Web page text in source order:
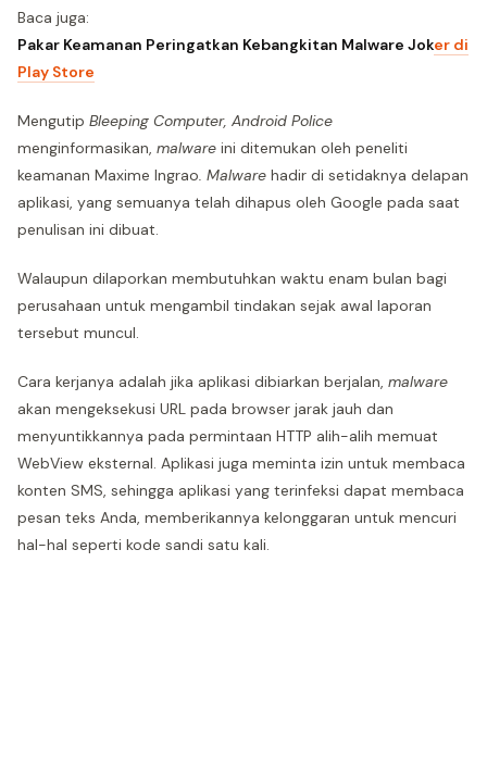
Baca juga:
Pakar Keamanan Peringatkan Kebangkitan Malware Joker di
Play Store
Mengutip Bleeping Computer, Android Police
menginformasikan, malware ini ditemukan oleh peneliti
keamanan Maxime Ingrao. Malware hadir di setidaknya delapan
aplikasi, yang semuanya telah dihapus oleh Google pada saat
penulisan ini dibuat.
Walaupun dilaporkan membutuhkan waktu enam bulan bagi
perusahaan untuk mengambil tindakan sejak awal laporan
tersebut muncul.
Cara kerjanya adalah jika aplikasi dibiarkan berjalan, malware
akan mengeksekusi URL pada browser jarak jauh dan
menyuntikkannya pada permintaan HTTP alih-alih memuat
WebView eksternal. Aplikasi juga meminta izin untuk membaca
konten SMS, sehingga aplikasi yang terinfeksi dapat membaca
pesan teks Anda, memberikannya kelonggaran untuk mencuri
hal-hal seperti kode sandi satu kali.